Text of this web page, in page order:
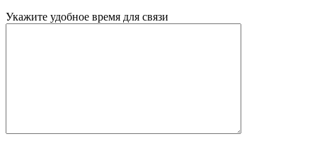
Укажите удобное время для связи